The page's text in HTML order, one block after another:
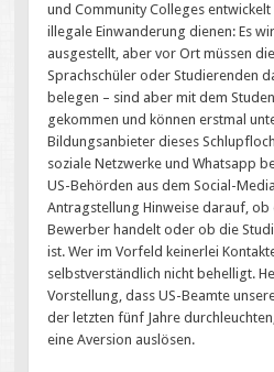
und Community Colleges
illegale Einwanderung dienen: Es
ausgestellt, aber vor Ort müssen
Sprachschüler oder Studierenden
belegen – sind aber mit dem
gekommen und können erstmal
Bildungsanbieter dieses
soziale Netzwerke und Whatsapp
US-Behörden aus dem Social-
Antragstellung Hinweise darauf, ob
Bewerber handelt oder ob die
ist. Wer im Vorfeld keinerlei
selbstverständlich nicht behelligt.
Vorstellung, dass US-Beamte
der letzten fünf Jahre
eine Aversion auslösen.